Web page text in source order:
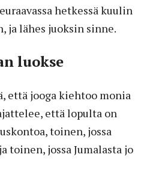
hetkessä kuulin
ja lähes juoksin sinne.
luokse
että jooga kiehtoo monia
että lopulta on
toinen, jossa
toinen, jossa Jumalasta jo